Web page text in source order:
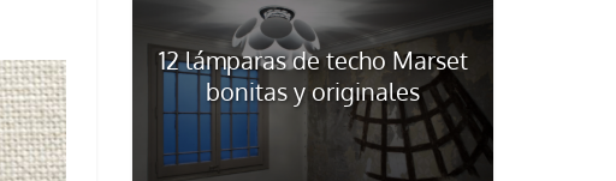
12 lámparas de techo Marset
bonitas y originales